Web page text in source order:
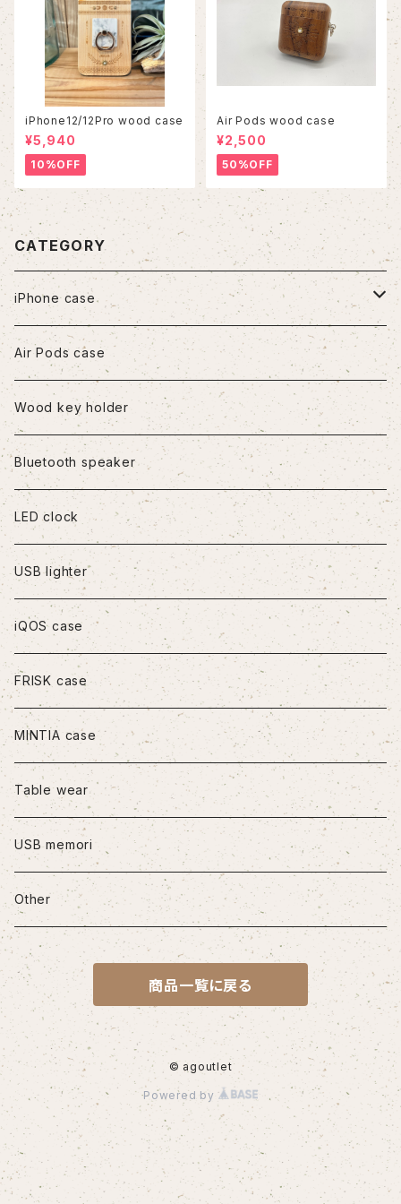
iPhone12/12Pro wood case
¥5,940
10%OFF
Air Pods wood case
¥2,500
50%OFF
CATEGORY
iPhone case
iPhone7/8/SE2
iPhone8Plus
iPhoneX/XS
iPhoneXR
iPhoneXS Max
iPhone11
iPhone11Pro
iPhone11Pro Max
iPhone12/12Pro
iPhone12mini
iPhone12Pro Max
iPhone13
iPhone13Pro
iPhone13Pro Max
iPhone14
iPhone14Pro
Air Pods case
Wood key holder
Bluetooth speaker
LED clock
USB lighter
iQOS case
FRISK case
MINTIA case
Table wear
USB memori
Other
商品一覧に戻る
© agoutlet
Powered by